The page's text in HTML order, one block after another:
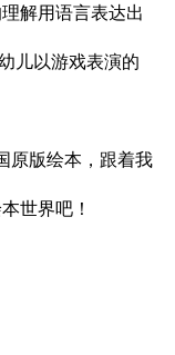
解用语言表达出
儿以游戏表演的
版绘本，跟着我
世界吧！